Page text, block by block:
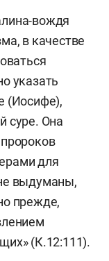
вождя
в качестве
указать
(Иосифе),
суре. Она
для
выдуманы,
прежде,
(К.12:111).